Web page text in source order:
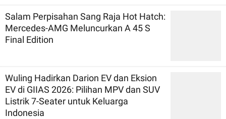
Salam Perpisahan Sang Raja Hot Hatch:
Mercedes-AMG Meluncurkan A 45 S
Final Edition
Wuling Hadirkan Darion EV dan Eksion
EV di GIIAS 2026: Pilihan MPV dan SUV
Listrik 7-Seater untuk Keluarga
Indonesia